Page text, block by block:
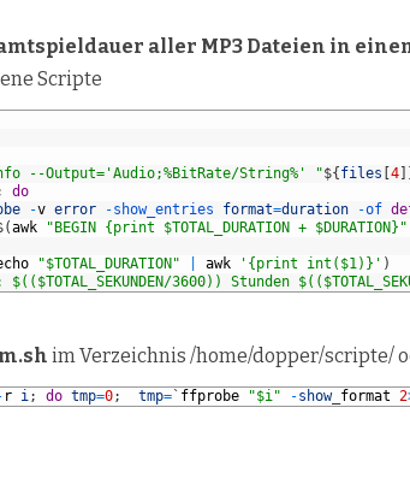
aller MP3 Dateien in
Scripte
--Output='Audio;%BitRate/String%' "${ files 4
do
-v error -show_entries format=duration -of
(awk "BEGIN {print $TOTAL_DURATION + $DURATION}"
"$TOTAL_DURATION" awk '{print int($1)}' )
3600)) Stunden
im Verzeichnis /home/dopper/scripte/
r i; do tmp=0; tmp= ` ffprobe "$i" -show_ format 2